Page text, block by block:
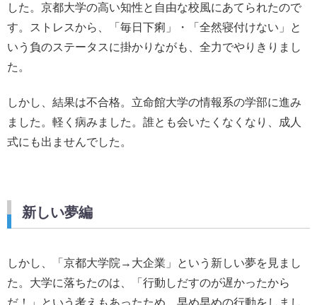
した。京都大学の高い知性と自由な校風にあてられたので
す。ストレスから、「毎日下痢」・「全然寝付けない」と
いう負のステータスに掛かりながも、全力でやりきりまし
た。
しかし、結果は不合格。立命館大学の情報系の学部に進み
ました。軽く病みました。誰とも会いたくなくなり、成人
式にも出ませんでした。
新しい夢編
しかし、「京都大学院→大企業」という新しい夢を見まし
た。大学に落ちたのは、「行動しだすのが遅かったから